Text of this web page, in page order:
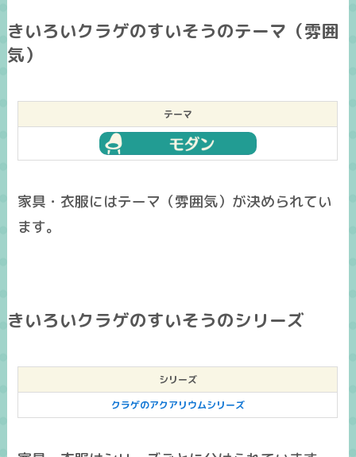
きいろいクラゲのすいそうのテーマ（雰囲
気）
テーマ
家具・衣服にはテーマ（雰囲気）が決められてい
ます。
きいろいクラゲのすいそうのシリーズ
シリーズ
クラゲのアクアリウムシリーズ